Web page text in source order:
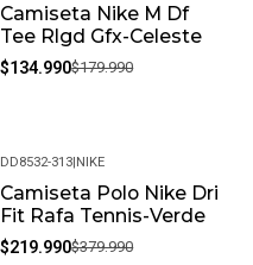
-25%
Camiseta Nike M Df
Tee Rlgd Gfx-Celeste
$134.990$179.990
-42%
DD8532-313 NIKE
Camiseta Polo Nike Dri
Fit Rafa Tennis-Verde
$219.990$379.990